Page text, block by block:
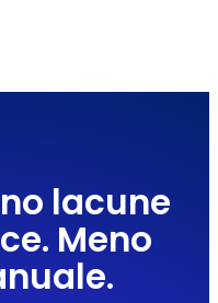
lacune
Meno